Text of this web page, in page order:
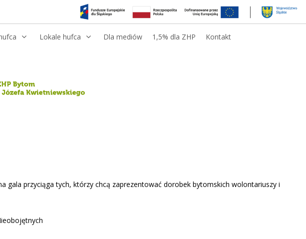
Lokale hufca Dla mediów 1,5% dla ZHP Kontakt
przyciąga tych, którzy chcą zaprezentować dorobek bytomskich wolontariuszy i